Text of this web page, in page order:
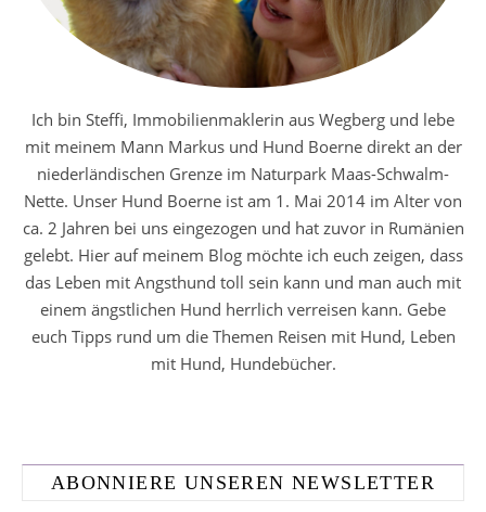
Ich bin Steffi, Immobilienmaklerin aus Wegberg und lebe
mit meinem Mann Markus und Hund Boerne direkt an der
niederländischen Grenze im Naturpark Maas-Schwalm-
Nette. Unser Hund Boerne ist am 1. Mai 2014 im Alter von
ca. 2 Jahren bei uns eingezogen und hat zuvor in Rumänien
gelebt. Hier auf meinem Blog möchte ich euch zeigen, dass
das Leben mit Angsthund toll sein kann und man auch mit
einem ängstlichen Hund herrlich verreisen kann. Gebe
euch Tipps rund um die Themen Reisen mit Hund, Leben
mit Hund, Hundebücher.
ABONNIERE UNSEREN NEWSLETTER